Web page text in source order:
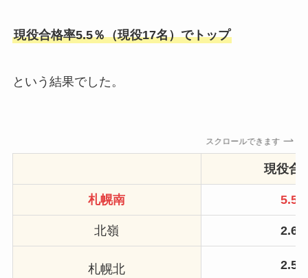
現役合格率5.5％（現役17名）でトップ
という結果でした。
スクロールできます
現役合
札幌南 5.5
北嶺 2.6
札幌北 2.5